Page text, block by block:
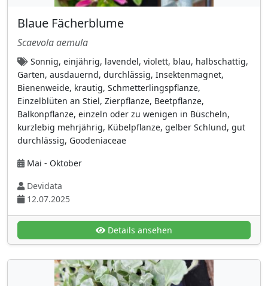
Einzelblätten an verzweigtem Stängel(8)
Einzelblüte an Stängel(34)
Einzelblüten an Stiel(55)
Einzelblüten auf sehr kurzen Stielen(6)
einzelne Blüte umgeben von
Hochblattkranz
einzelne endständige Blüte auf langem Stiel
(3)
einzelnes endständiges Blütenkörbchen(11)
einzelnes Körbchen(23)
große Einzelblüte an langem Stiel (12)
Blaue Fächerblume
Scaevola aemula
Sonnig, einjährig, lavendel, violett, blau, halbschattig,
Garten, ausdauernd, durchlässig, Insektenmagnet,
Bienenweide, krautig, Schmetterlingspflanze,
Einzelblüten an Stiel, Zierpflanze, Beetpflanze,
Balkonpflanze, einzeln oder zu wenigen in Büscheln,
kurzlebig mehrjährig, Kübelpflanze, gelber Schlund, gut
durchlässig, Goodeniaceae
Mai - Oktober
Devidata
12.07.2025
Details ansehen